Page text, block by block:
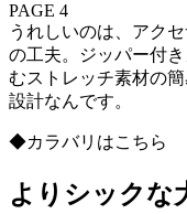
PAGE 4
うれしいのは、アク
の工夫。ジッパー付
むストレッチ素材の
設計なんです。
◆カラバリはこちら
よりシックな